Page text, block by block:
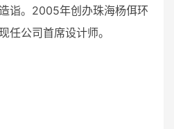
诣。2005年创办珠海杨佴环
任公司首席设计师。